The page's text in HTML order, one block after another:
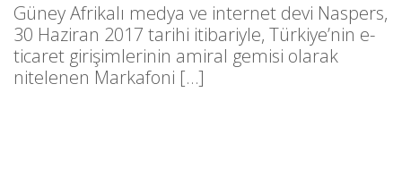
Güney Afrikalı medya ve internet devi Naspers,
30 Haziran 2017 tarihi itibariyle, Türkiye’nin e-
ticaret girişimlerinin amiral gemisi olarak
nitelenen Markafoni […]